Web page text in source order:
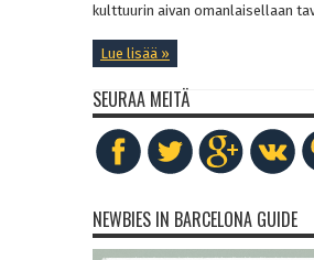
kulttuurin aivan omanlaisellaan
Lue lisää »
SEURAA MEITÄ
NEWBIES IN BARCELONA GUIDE